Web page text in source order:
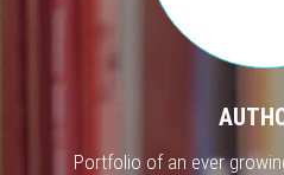
Portfolio of an ever